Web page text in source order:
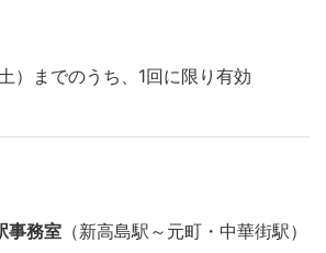
）までのうち、1回に限り有効
事務室 （新高島駅～元町・中華街駅）